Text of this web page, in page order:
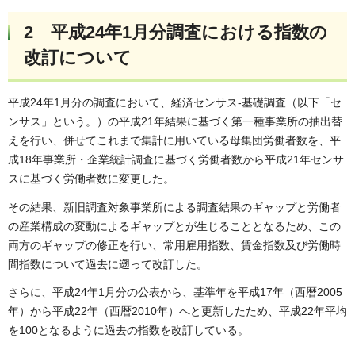
2 平成24年1月分調査における指数の
改訂について
平成24年1月分の調査において、経済センサス-基礎調査（以下「セ
ンサス」という。）の平成21年結果に基づく第一種事業所の抽出替
えを行い、併せてこれまで集計に用いている母集団労働者数を、平
成18年事業所・企業統計調査に基づく労働者数から平成21年センサ
スに基づく労働者数に変更した。
その結果、新旧調査対象事業所による調査結果のギャップと労働者
の産業構成の変動によるギャップとが生じることとなるため、この
両方のギャップの修正を行い、常用雇用指数、賃金指数及び労働時
間指数について過去に遡って改訂した。
さらに、平成24年1月分の公表から、基準年を平成17年（西暦2005
年）から平成22年（西暦2010年）へと更新したため、平成22年平均
を100となるように過去の指数を改訂している。